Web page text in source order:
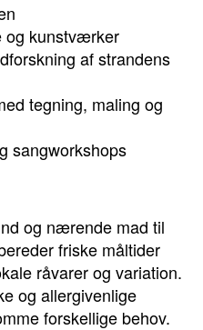
og kunstværker
af strandens
tegning, maling og
sangworkshops
og nærende mad til
friske måltider
råvarer og variation.
og allergivenlige
forskellige behov.